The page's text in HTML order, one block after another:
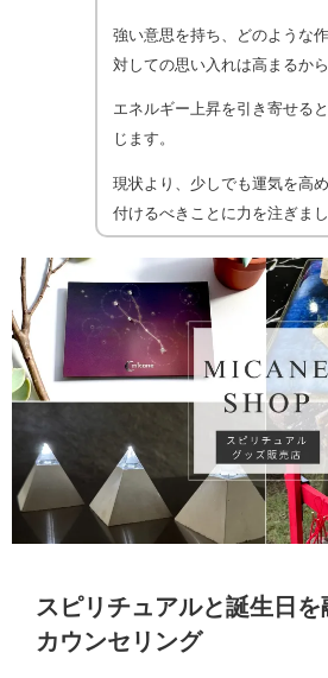
強い意思を持ち、どのような
対しての思い入れは高まるから
エネルギー上昇を引き寄せる
じます。
現状より、少しでも運気を高
付けるべきことに力を注ぎまし
スピリチュアルと誕生日
カウンセリング